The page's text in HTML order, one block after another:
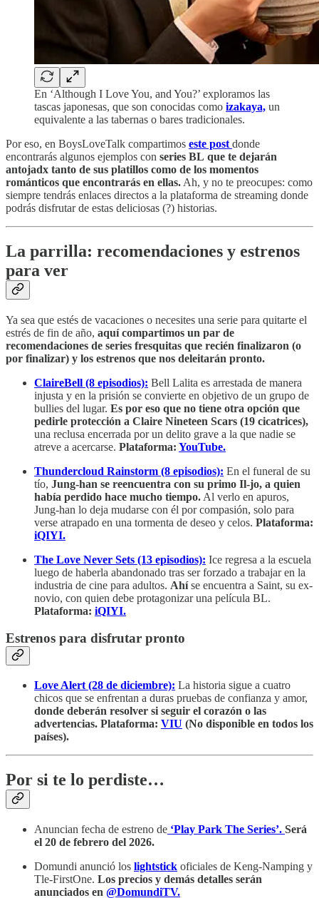
En ‘Although I Love You, and You?’ exploramos las
tascas japonesas, que son conocidas como izakaya, un
equivalente a las tabernas o bares tradicionales.
Por eso, en BoysLoveTalk compartimos este post donde
encontrarás algunos ejemplos con series BL que te dejarán
antojadx tanto de sus platillos como de los momentos
románticos que encontrarás en ellas. Ah, y no te preocupes: como
siempre tendrás enlaces directos a la plataforma de streaming donde
podrás disfrutar de estas deliciosas (?) historias.
La parrilla: recomendaciones y estrenos
para ver
Ya sea que estés de vacaciones o necesites una serie para quitarte el
estrés de fin de año, aquí compartimos un par de
recomendaciones de series fresquitas que recién finalizaron (o
por finalizar) y los estrenos que nos deleitarán pronto.
ClaireBell (8 episodios): Bell Lalita es arrestada de manera
injusta y en la prisión se convierte en objetivo de un grupo de
bullies del lugar. Es por eso que no tiene otra opción que
pedirle protección a Claire Nineteen Scars (19 cicatrices),
una reclusa encerrada por un delito grave a la que nadie se
atreve a acercarse. Plataforma: YouTube.
Thundercloud Rainstorm (8 episodios): En el funeral de su
tío, Jung-han se reencuentra con su primo Il-jo, a quien
había perdido hace mucho tiempo. Al verlo en apuros,
Jung-han lo deja mudarse con él por compasión, solo para
verse atrapado en una tormenta de deseo y celos. Plataforma:
iQIYI.
The Love Never Sets (13 episodios): Ice regresa a la escuela
luego de haberla abandonado tras ser forzado a trabajar en la
industria de cine para adultos. Ahíse encuentra a Saint, su ex-
novio, con quien debe protagonizar una película BL.
Plataforma: iQIYI.
Estrenos para disfrutar pronto
Love Alert (28 de diciembre): La historia sigue a cuatro
chicos que se enfrentan a duras pruebas de confianza y amor,
donde deberán resolver si seguir el corazón o las
advertencias. Plataforma: VIU (No disponible en todos los
países).
Por si te lo perdiste…
Anuncian fecha de estreno de ‘Play Park The Series’. Será
el 20 de febrero del 2026.
Domundi anunció los lightstick oficiales de Keng-Namping y
Tle-FirstOne. Los precios y demás detalles serán
anunciados en @DomundiTV.